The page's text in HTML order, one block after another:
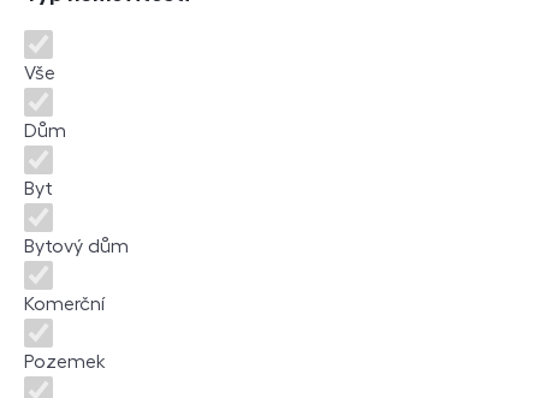
Typ nemovitosti
Vše
Dům
Byt
Bytový dům
Komerční
Pozemek